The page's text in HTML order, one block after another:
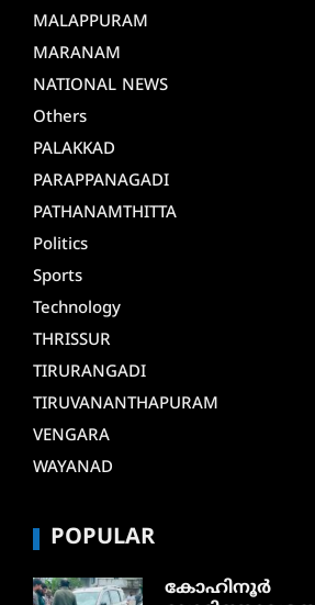
MALAPPURAM
MARANAM
NATIONAL NEWS
Others
PALAKKAD
PARAPPANAGADI
PATHANAMTHITTA
Politics
Sports
Technology
THRISSUR
TIRURANGADI
TIRUVANANTHAPURAM
VENGARA
WAYANAD
POPULAR
കോഹിനൂർ